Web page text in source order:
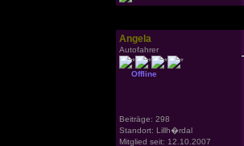
Angela
Autofahrer
Offline
Beiträge: 298
Standort: Lillh�rdal
Mitglied seit: 12.10.2007